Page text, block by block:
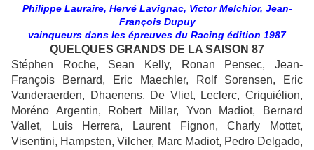
Philippe Lauraire, Hervé Lavignac, Victor Melchior, Jean-
François Dupuy
vainqueurs dans les épreuves du Racing édition 1987
QUELQUES GRANDS DE LA SAISON 87
Stéphen Roche, Sean Kelly, Ronan Pensec, Jean-
François Bernard, Eric Maechler, Rolf Sorensen, Eric
Vanderaerden, Dhaenens, De Vliet, Leclerc, Criquiélion,
Moréno Argentin, Robert Millar, Yvon Madiot, Bernard
Vallet, Luis Herrera, Laurent Fignon, Charly Mottet,
Visentini, Hampsten, Vilcher, Marc Madiot, Pedro Delgado,